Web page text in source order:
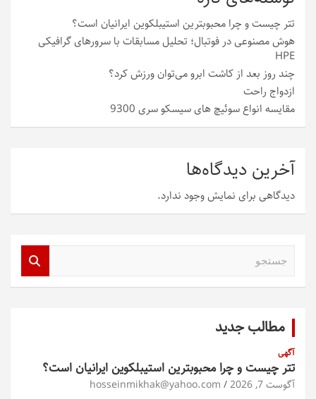
تتر چیست و چرا محبوبترین استیبلکوین ایرانیان است؟
هوش مصنوعی در فوتبال؛ تحلیل مسابقات با سرورهای گرافیکی
HPE
چند روز بعد از کاشت ابرو می‌توان ورزش کرد؟
ازدواج راحت
مقایسه انواع سوئیچ های سیسکو سری 9300
آخرین دیدگاه‌ها
دیدگاهی برای نمایش وجود ندارد.
مطالب جدید
آگهی
تتر چیست و چرا محبوبترین استیبلکوین ایرانیان است؟
آگوست 7, 2026 hosseinmikhak@yahoo.com